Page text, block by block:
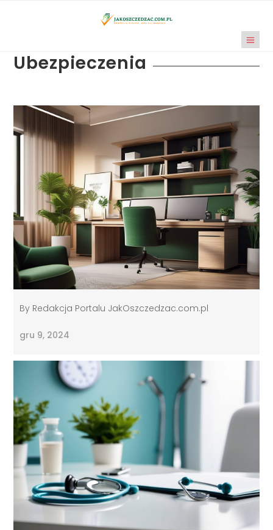
Ubezpieczenia
By Redakcja Portalu JakOszczedzac.com.pl
gru 9, 2024